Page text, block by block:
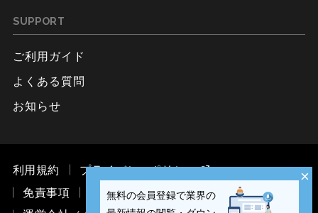
SUPPORT
ご利用ガイド
よくある質問
お知らせ
利用規約
プライバシーポリシー
免責事項
お問い合わせ
×
無料の会員登録で業界の